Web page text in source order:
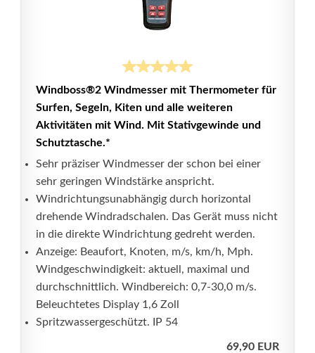
Windboss®2 Windmesser mit Thermometer für
Surfen, Segeln, Kiten und alle weiteren
Aktivitäten mit Wind. Mit Stativgewinde und
Schutztasche.*
Sehr präziser Windmesser der schon bei einer
sehr geringen Windstärke anspricht.
Windrichtungsunabhängig durch horizontal
drehende Windradschalen. Das Gerät muss nicht
in die direkte Windrichtung gedreht werden.
Anzeige: Beaufort, Knoten, m/s, km/h, Mph.
Windgeschwindigkeit: aktuell, maximal und
durchschnittlich. Windbereich: 0,7-30,0 m/s.
Beleuchtetes Display 1,6 Zoll
Spritzwassergeschützt. IP 54
69,90 EUR